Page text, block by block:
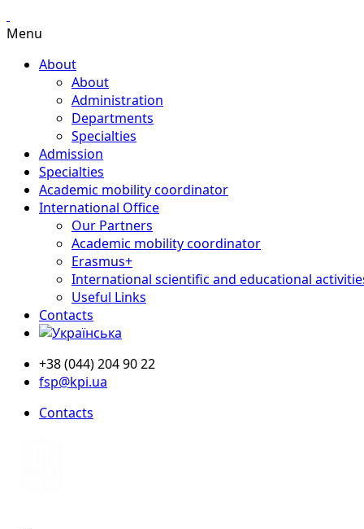
Menu
About
About
Administration
Departments
Specialties
Admission
Specialties
Academic mobility coordinator
International Office
Our Partners
Academic mobility coordinator
Erasmus+
International scientific and educational
Useful Links
Contacts
+38 (044) 204 90 22
fsp@kpi.ua
Contacts